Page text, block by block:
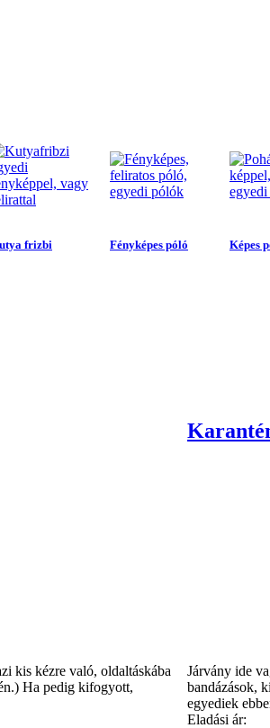
frizbi Fényképes póló Képes
kis kézre való, oldaltáskába
Ha pedig kifogyott,
Járvány ide
bandázások,
egyediek
Eladási ár: